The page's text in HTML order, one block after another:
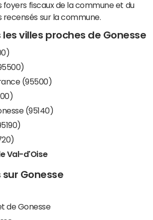
foyers fiscaux de la commune et du
sur la commune.
les villes proches de Gonesse
(95500)
(95140)
Val-d'Oise
sur Gonesse
de Gonesse